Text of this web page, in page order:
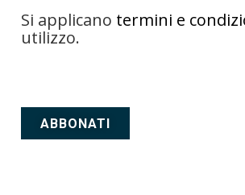
Si applicano termini e
utilizzo.
ABBONATI